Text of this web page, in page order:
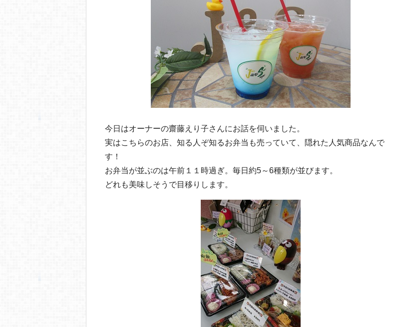
今日はオーナーの齋藤えり子さんにお話を伺いました。
実はこちらのお店、知る人ぞ知るお弁当も売っていて、隠れた人気商品なんで
す！
お弁当が並ぶのは午前１１時過ぎ。毎日約5～6種類が並びます。
どれも美味しそうで目移りします。